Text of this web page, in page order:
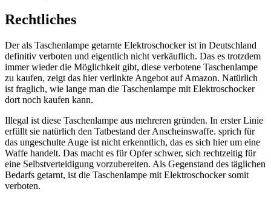
Rechtliches
Der als Taschenlampe getarnte Elektroschocker ist in Deutschland
definitiv verboten und eigentlich nicht verkäuflich. Das es trotzdem
immer wieder die Möglichkeit gibt, diese verbotene Taschenlampe
zu kaufen, zeigt das hier verlinkte Angebot auf Amazon. Natürlich
ist fraglich, wie lange man die Taschenlampe mit Elektroschocker
dort noch kaufen kann.
Illegal ist diese Taschenlampe aus mehreren gründen. In erster Linie
erfüllt sie natürlich den Tatbestand der Anscheinswaffe. sprich für
das ungeschulte Auge ist nicht erkenntlich, das es sich hier um eine
Waffe handelt. Das macht es für Opfer schwer, sich rechtzeitig für
eine Selbstverteidigung vorzubereiten. Als Gegenstand des täglichen
Bedarfs getarnt, ist die Taschenlampe mit Elektroschocker somit
verboten.